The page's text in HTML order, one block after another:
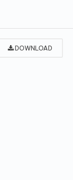
DOWNLOAD